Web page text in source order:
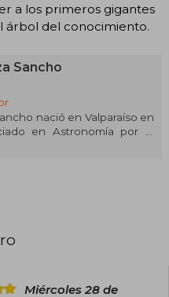
a los primeros gigantes
árbol del conocimiento.
Sancho
nació en Valparaíso en
en Astronomía por la
y doctor en Astronomía en
autor de Astronomía
el primer bestseller de
Miércoles 28 de